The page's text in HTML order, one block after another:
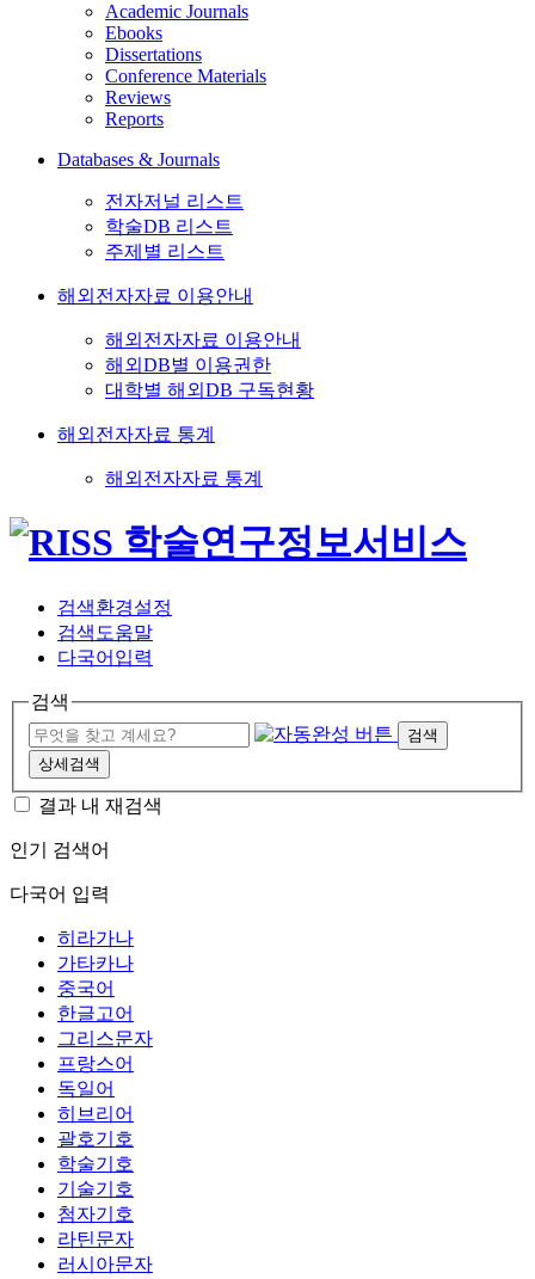
Academic Journals
Ebooks
Dissertations
Conference Materials
Reviews
Reports
Databases & Journals
전자저널 리스트
학술DB 리스트
주제별 리스트
해외전자자료 이용안내
해외전자자료 이용안내
해외DB별 이용권한
대학별 해외DB 구독현황
해외전자자료 통계
해외전자자료 통계
검색환경설정
검색도움말
다국어입력
검색
검색
상세검색
결과 내 재검색
인기 검색어
다국어 입력
히라가나
가타카나
중국어
한글고어
그리스문자
프랑스어
독일어
히브리어
괄호기호
학술기호
기술기호
첨자기호
라틴문자
러시아문자